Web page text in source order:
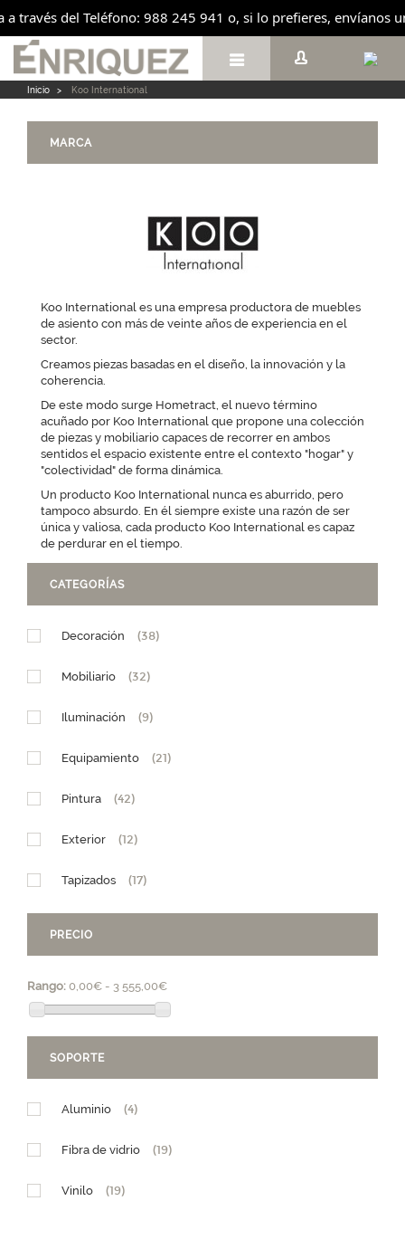
a través del Teléfono: 988 245 941 o, si lo prefieres, envíanos

Inicio > Koo International
MARCA
Koo International es una empresa productora de muebles
de asiento con más de veinte años de experiencia en el
sector.
Creamos piezas basadas en el diseño, la innovación y la
coherencia.
De este modo surge Hometract, el nuevo término
acuñado por Koo International que propone una colección
de piezas y mobiliario capaces de recorrer en ambos
sentidos el espacio existente entre el contexto "hogar" y
"colectividad" de forma dinámica.
Un producto Koo International nunca es aburrido, pero
tampoco absurdo. En él siempre existe una razón de ser
única y valiosa, cada producto Koo International es capaz
de perdurar en el tiempo.
CATEGORÍAS
Decoración (38)
Mobiliario (32)
Iluminación (9)
Equipamiento (21)
Pintura (42)
Exterior (12)
Tapizados (17)
PRECIO
Rango: 0,00€ - 3 555,00€
SOPORTE
Aluminio (4)
Fibra de vidrio (19)
Vinilo (19)